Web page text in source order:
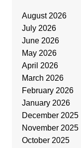
August 2026
July 2026
June 2026
May 2026
April 2026
March 2026
February 2026
January 2026
December 2025
November 2025
October 2025